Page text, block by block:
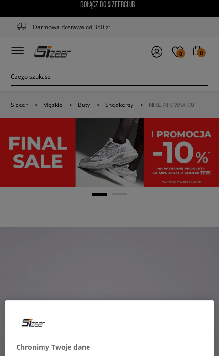
DOŁĄCZ DO SIZEERCLUB
Darmowa dostawa od 350 zł
0 0
Sizeer > Męskie > Buty > Sneakersy > NIKE AIR MAX 90
Chronimy Twoje dane